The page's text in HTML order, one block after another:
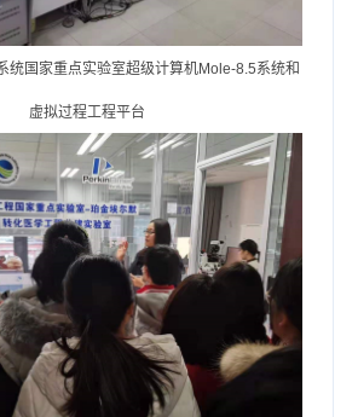
统国家重点实验室超级计算机Mole-8.5系统和
虚拟过程工程平台